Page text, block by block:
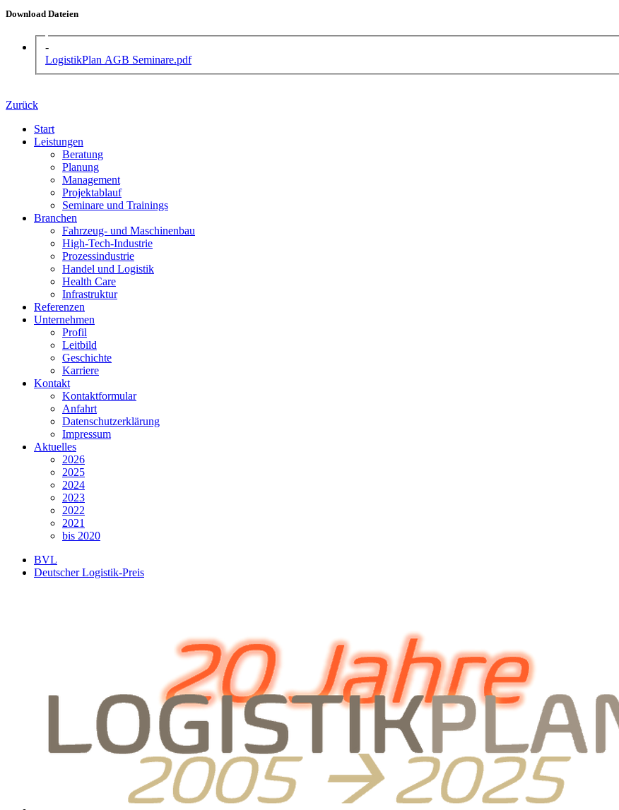
Download Dateien
-
LogistikPlan AGB Seminare.pdf
Zurück
Start
Leistungen
Beratung
Planung
Management
Projektablauf
Seminare und Trainings
Branchen
Fahrzeug- und Maschinenbau
High-Tech-Industrie
Prozessindustrie
Handel und Logistik
Health Care
Infrastruktur
Referenzen
Unternehmen
Profil
Leitbild
Geschichte
Karriere
Kontakt
Kontaktformular
Anfahrt
Datenschutzerklärung
Impressum
Aktuelles
2026
2025
2024
2023
2022
2021
bis 2020
BVL
Deutscher Logistik-Preis